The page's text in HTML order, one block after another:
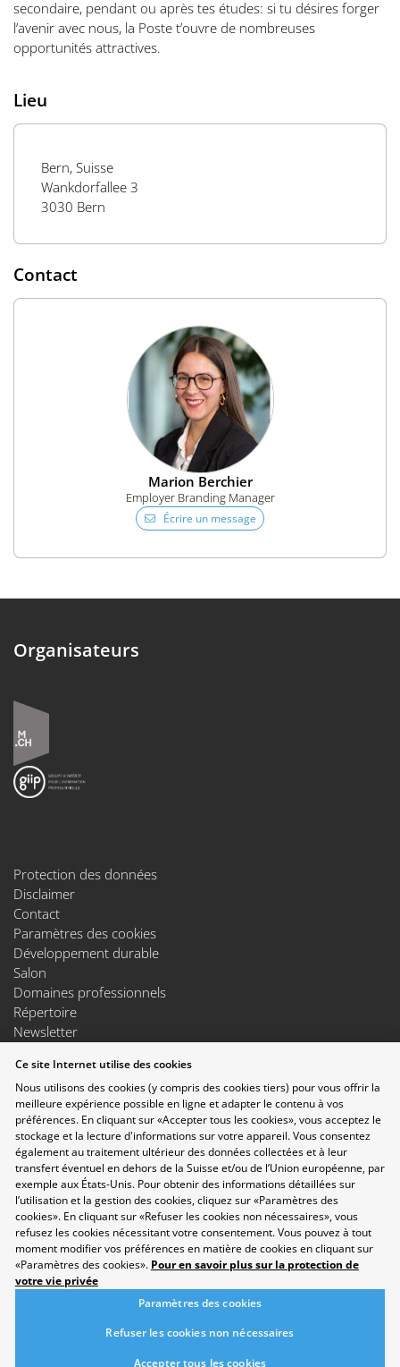
secondaire, pendant ou après tes études: si tu désires forger
l’avenir avec nous, la Poste t’ouvre de nombreuses
opportunités attractives.
Lieu
Bern, Suisse
Wankdorfallee 3
3030 Bern
Contact
Marion Berchier
Employer Branding Manager
Écrire un message
Organisateurs
Protection des données
Disclaimer
Contact
Paramètres des cookies
Développement durable
Salon
Domaines professionnels
Répertoire
Newsletter
Exposants
Conférences
Points forts
Espace Exposants
Espace Enseignants
Suivez-nous sur les réseaux sociaux
Ce site Internet utilise des cookies
Nous utilisons des cookies (y compris des cookies tiers) pour vous offrir la
meilleure expérience possible en ligne et adapter le contenu à vos
préférences. En cliquant sur «Accepter tous les cookies», vous acceptez le
stockage et la lecture d'informations sur votre appareil. Vous consentez
également au traitement ultérieur des données collectées et à leur
transfert éventuel en dehors de la Suisse et/ou de l’Union européenne, par
exemple aux États-Unis. Pour obtenir des informations détaillées sur
l’utilisation et la gestion des cookies, cliquez sur «Paramètres des
cookies». En cliquant sur «Refuser les cookies non nécessaires», vous
refusez les cookies nécessitant votre consentement. Vous pouvez à tout
moment modifier vos préférences en matière de cookies en cliquant sur
«Paramètres des cookies». Pour en savoir plus sur la protection de
votre vie privée
Paramètres des cookies
Refuser les cookies non nécessaires
Accepter tous les cookies